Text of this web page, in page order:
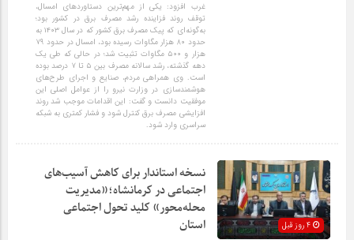
غرب افزود: یکی از مهم‌ترین دستاوردهای امسال،
توقف روند فزاینده رشد مصرف برق در کشور بود؛
به‌گونه‌ای که پیک مصرف برق کشور که در سال ۱۴۰۳ به
حدود ۸۰ هزار مگاوات رسیده بود، امسال در حدود ۷۹
هزار و ۵۰۰ مگاوات تثبیت شد؛ در حالی که طی یک
دهه گذشته، رشد سالانه مصرف بین ۵ تا ۷ درصد بوده
است. وی همراهی مردم، صنایع و اجرای طرح‌های
هوشمندسازی در وزارت نیرو را از عوامل اصلی این
موفقیت دانست و گفت: این اقدامات موجب شد روند
افزایشی مصرف برق کنترل شود و فشار کمتری به شبکه
سراسری وارد شود.
نسخه استاندار برای کاهش آسیب‌های
اجتماعی در کرمانشاه؛«مدیریت
محله‌محور» کلید تحول اجتماعی
استان